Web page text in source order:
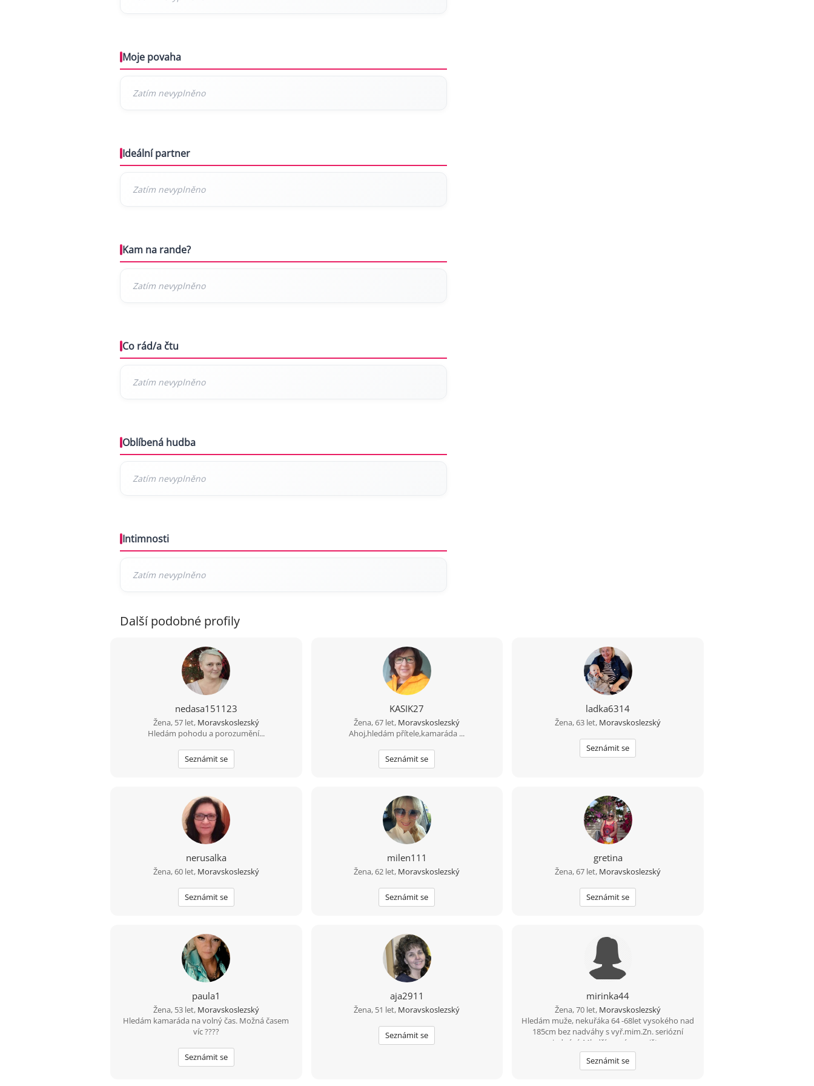
Moje povaha
Ideální partner
Kam na rande?
Co rád/a čtu
Oblíbená hudba
Intimnosti
Další podobné profily
nedasa151123
Žena, 57 let, Moravskoslezský
Hledám pohodu a porozumění...
Seznámit se
KASIK27
Žena, 67 let, Moravskoslezský
Ahoj,hledám přítele,kamaráda ...
Seznámit se
ladka6314
Žena, 63 let, Moravskoslezský
Seznámit se
nerusalka
Žena, 60 let, Moravskoslezský
Seznámit se
milen111
Žena, 62 let, Moravskoslezský
Seznámit se
gretina
Žena, 67 let, Moravskoslezský
Seznámit se
paula1
Žena, 53 let, Moravskoslezský
Hledám kamaráda na volný čas. Možná časem
víc ????
Seznámit se
aja2911
Žena, 51 let, Moravskoslezský
Seznámit se
mirinka44
Žena, 70 let, Moravskoslezský
Hledám muže, nekuřáka 64 -68let vysokého nad
185cm bez nadváhy s vyř.mim.Zn. seriózní
jednání. Mladší prosím nepište.
Seznámit se